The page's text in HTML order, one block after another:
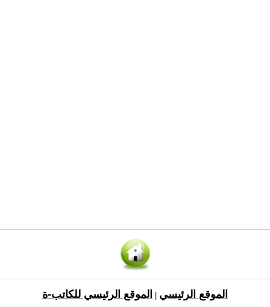
الموقع الرئيسي الموقع الرئيسي للكاتب-ة